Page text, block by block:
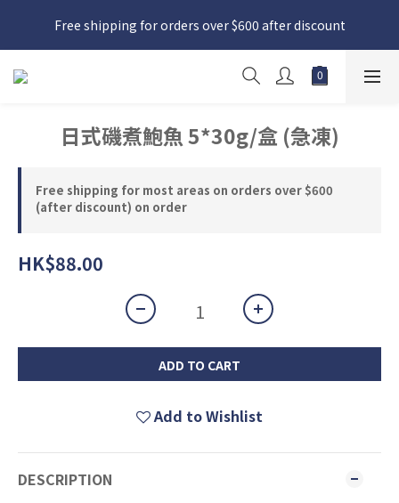
日本接近假期，貨源較不穩定；如想在 8 月 11 日至 8 月 15 日收
貨，請務必於 8 月 10 日前落單
Free shipping for orders over $600 after discount
日本接近假期，貨源較不穩定；如想在 8 月 11 日至 8 月 15 日收
貨，請務必於 8 月 10 日前落單
日式磯煮鮑魚 5*30g/盒 (急凍)
Free shipping for most areas on orders over $600
(after discount) on order
HK$88.00
ADD TO CART
Add to Wishlist
DESCRIPTION